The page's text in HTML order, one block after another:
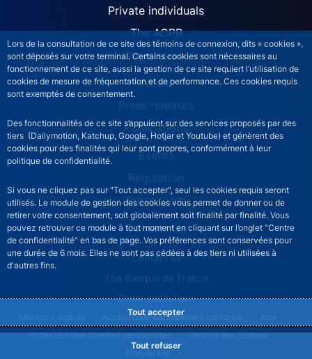
Lors de la consultation de ce site des témoins de connexion, dits « cookies »,
sont déposés sur votre terminal. Certains cookies sont nécessaires au
fonctionnement de ce site, aussi la gestion de ce site requiert l’utilisation de
cookies de mesure de fréquentation et de performance. Ces cookies requis
sont exemptés de consentement.
Des fonctionnalités de ce site s’appuient sur des services proposés par des
tiers (Dailymotion, Katchup, Google, Hotjar et Youtube) et génèrent des
cookies pour des finalités qui leur sont propres, conformément à leur
politique de confidentialité.
Si vous ne cliquez pas sur "Tout accepter", seul les cookies requis seront
utilisés. Le module de gestion des cookies vous permet de donner ou de
retirer votre consentement, soit globalement soit finalité par finalité. Vous
pouvez retrouver ce module à tout moment en cliquant sur l’onglet "Centre
de confidentialité" en bas de page. Vos préférences sont conservées pour
une durée de 6 mois. Elles ne sont pas cédées à des tiers ni utilisées à
d'autres fins.
Tout accepter
Tout refuser
ACPR site navigation
Private individuals
The ACPR
Our missions
News
Press releases
Publications
Events
Regulation
Press room
Contact Us
ACPR footer secondary menu (English)
Contact us
The Banque de France
Other institutions
ACPR footer legal notice menu
Mentions légales Accessibilité partiellement conforme
Aide
Protection des données personnelles
Gestion des cookies
Plan du site